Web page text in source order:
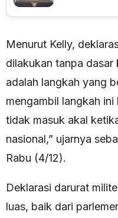
Menurut Kelly,
dilakukan tanpa dasar
adalah langkah yang
mengambil langkah
tidak masuk akal
nasional,” ujarnya
Rabu (4/12).
Deklarasi darurat
luas, baik dari